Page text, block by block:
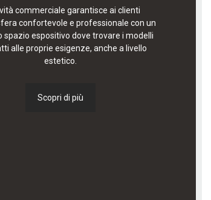
commerciale garantisce ai clienti
confortevole e professionale con un
spazio espositivo dove trovare i modelli
alle proprie esigenze, anche a livello
estetico.
Scopri di più